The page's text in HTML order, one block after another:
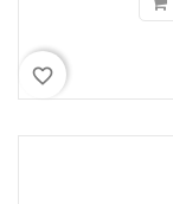
favorite_border